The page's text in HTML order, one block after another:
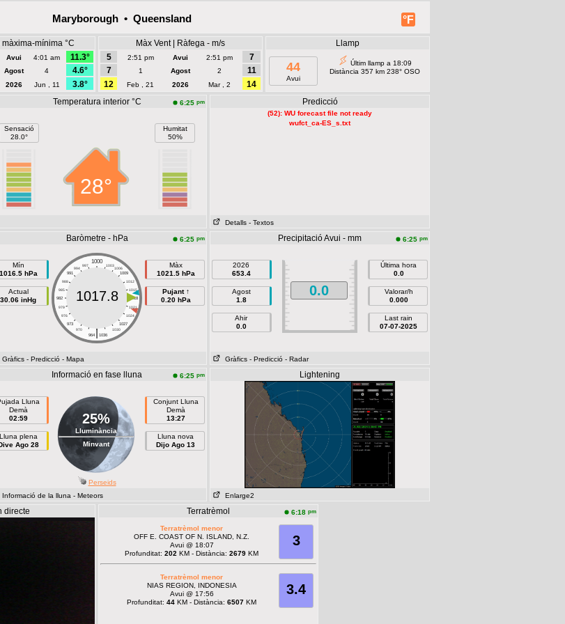
°F
Maryborough • Queensland
mínima °C
Avui 4:01 am
11.3°
Agost 4
4.6°
2026 Jun , 11 3.8°
Màx Vent | Ràfega - m/s
5
2:51 pm Avui 2:51 pm
7
7
1 Agost 2
11
12
Feb , 21 2026 Mar , 2 14
Llamp
44
Avui
Últim llamp a 18:09
Distància 357 km 238° OSO
Temperatura interior °C 6:25 pm
Sensació
28.0°
28°
Humitat
50%
Predicció
(52): WU forecast file not ready
wufct_ca-ES_s.txt
Detalls - Textos
Baròmetre - hPa 6:25 pm
Mín
1016.5 hPa
Actual
30.06 inHg
1000
997 1003
994
1006
991
1009
988
1012
985
1015
982
1018
979
1021
976
1024
973
1027
970
1030
|
964 1036
1017.8
Màx
1021.5 hPa
Pujant ↑
0.20 hPa
Gràfics - Predicció - Mapa
Precipitació Avui - mm 6:25 pm
2026
653.4
Agost
1.8
Ahir
0.0
0.0
Última hora
0.0
Valorar/h
0.000
Last rain
07-07-2025
Gràfics - Predicció - Radar
Informació en fase lluna 6:25 pm
Lluna
Demà
02:59
Lluna plena
Ago 28
25%
Lluminància
Minvant
Conjunt Lluna
Demà
13:27
Lluna nova
Dijo Ago 13
Perseids
Informació de la lluna - Meteors
Lightening
Enlarge2
directe Terratrèmol 6:18 pm
3
Terratrèmol menor
OFF E. COAST OF N. ISLAND, N.Z.
Avui @ 18:07
Profunditat: 202 KM - Distància: 2679 KM
3.4
Terratrèmol menor
NIAS REGION, INDONESIA
Avui @ 17:56
Profunditat: 44 KM - Distància: 6507 KM